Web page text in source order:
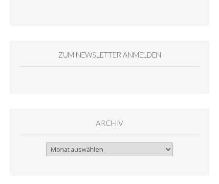
ZUM NEWSLETTER ANMELDEN
ARCHIV
Archiv